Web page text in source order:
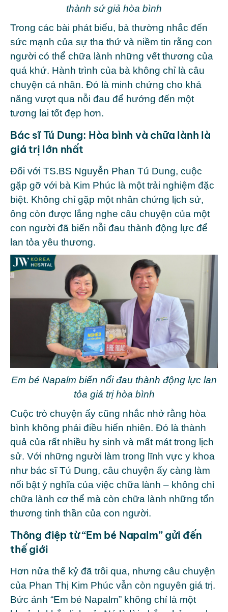
thành sứ giả hòa bình
Trong các bài phát biểu, bà thường nhắc đến
sức mạnh của sự tha thứ và niềm tin rằng con
người có thể chữa lành những vết thương của
quá khứ. Hành trình của bà không chỉ là câu
chuyện cá nhân. Đó là minh chứng cho khả
năng vượt qua nỗi đau để hướng đến một
tương lai tốt đẹp hơn.
Bác sĩ Tú Dung: Hòa bình và chữa lành là
giá trị lớn nhất
Đối với TS.BS Nguyễn Phan Tú Dung, cuộc
gặp gỡ với bà Kim Phúc là một trải nghiệm đặc
biệt. Không chỉ gặp một nhân chứng lịch sử,
ông còn được lắng nghe câu chuyện của một
con người đã biến nỗi đau thành động lực để
lan tỏa yêu thương.
Em bé Napalm biến nổi đau thành động lực lan
tỏa giá trị hòa bình
Cuộc trò chuyện ấy cũng nhắc nhở rằng hòa
bình không phải điều hiển nhiên. Đó là thành
quả của rất nhiều hy sinh và mất mát trong lịch
sử. Với những người làm trong lĩnh vực y khoa
như bác sĩ Tú Dung, câu chuyện ấy càng làm
nổi bật ý nghĩa của việc chữa lành – không chỉ
chữa lành cơ thể mà còn chữa lành những tổn
thương tinh thần của con người.
Thông điệp từ “Em bé Napalm” gửi đến
thế giới
Hơn nửa thế kỷ đã trôi qua, nhưng câu chuyện
của Phan Thị Kim Phúc vẫn còn nguyên giá trị.
Bức ảnh “Em bé Napalm” không chỉ là một